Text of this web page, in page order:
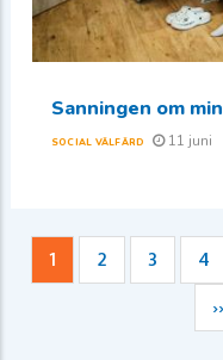
Sanningen om
SOCIAL VÄLFÄRD 11 juni
Paginering
Nuvarande
sida
1 Sida
2 Sida
3 Sida
4
››